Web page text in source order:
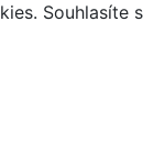
Souhlasíte s